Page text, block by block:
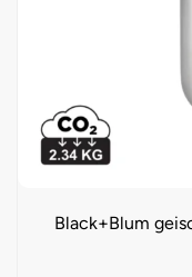
Black+Blum